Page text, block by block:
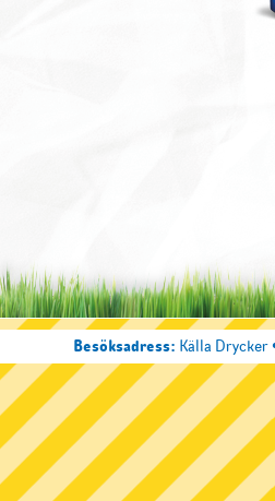
Besöksadress: Källa Drycker